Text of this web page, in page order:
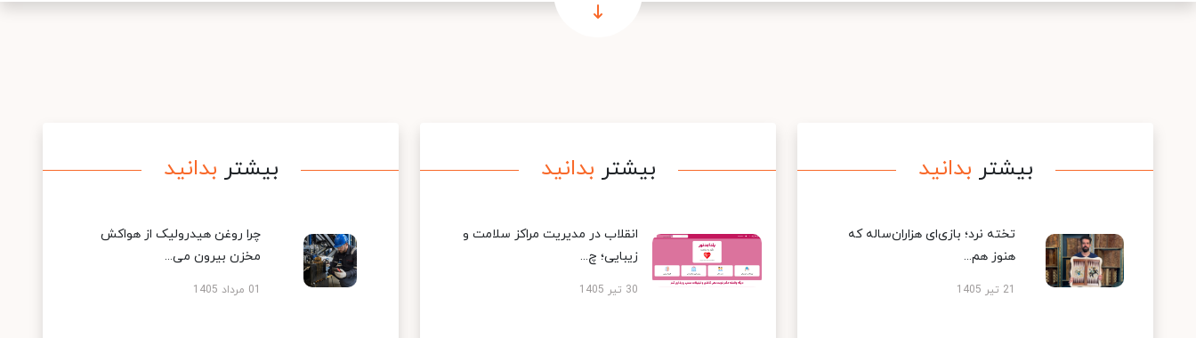
بیشتر بدانید
تخته نرد؛ بازی‌ای هزاران‌ساله که
هنوز هم...
21 تیر 1405
بیشتر بدانید
انقلاب در مدیریت مراکز سلامت و
زیبایی؛ چ...
30 تیر 1405
بیشتر بدانید
چرا روغن هیدرولیک از هواکش
مخزن بیرون می...
01 مرداد 1405